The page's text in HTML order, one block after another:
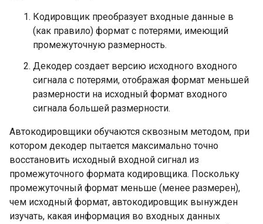
Кодировщик преобразует входные данные в
(как правило) формат с потерями, имеющий
промежуточную размерность.
Декодер создает версию исходного входного
сигнала с потерями, отображая формат меньшей
размерности на исходный формат входного
сигнала большей размерности.
Автокодировщики обучаются сквозным методом, при
котором декодер пытается максимально точно
восстановить исходный входной сигнал из
промежуточного формата кодировщика. Поскольку
промежуточный формат меньше (менее размерен),
чем исходный формат, автокодировщик вынужден
изучать, какая информация во входных данных